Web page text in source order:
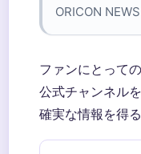
ORICON
ファンにとって
公式チャンネル
確実な情報を得